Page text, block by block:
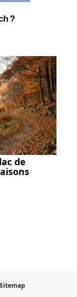
?
de
Sitemap